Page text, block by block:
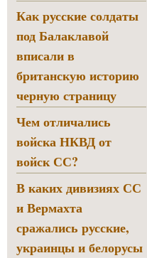
Как русские солдаты
под Балаклавой
вписали в
британскую историю
черную страницу
Чем отличались
войска НКВД от
войск СС?
В каких дивизиях СС
и Вермахта
сражались русские,
украинцы и белорусы